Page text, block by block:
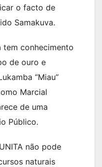
o facto de
Samakuva.
tem conhecimento
de ouro e
“Miau”
Marcial
de uma
Público.
não pode
naturais